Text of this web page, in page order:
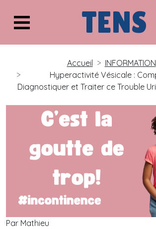
TENS
Accueil
INFORMATION
Hyperactivité Vésicale :
Diagnostiquer et Traiter ce Trouble
Par Mathieu